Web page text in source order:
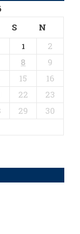
S N
1
2
8
9
15
16
22
23
29
30